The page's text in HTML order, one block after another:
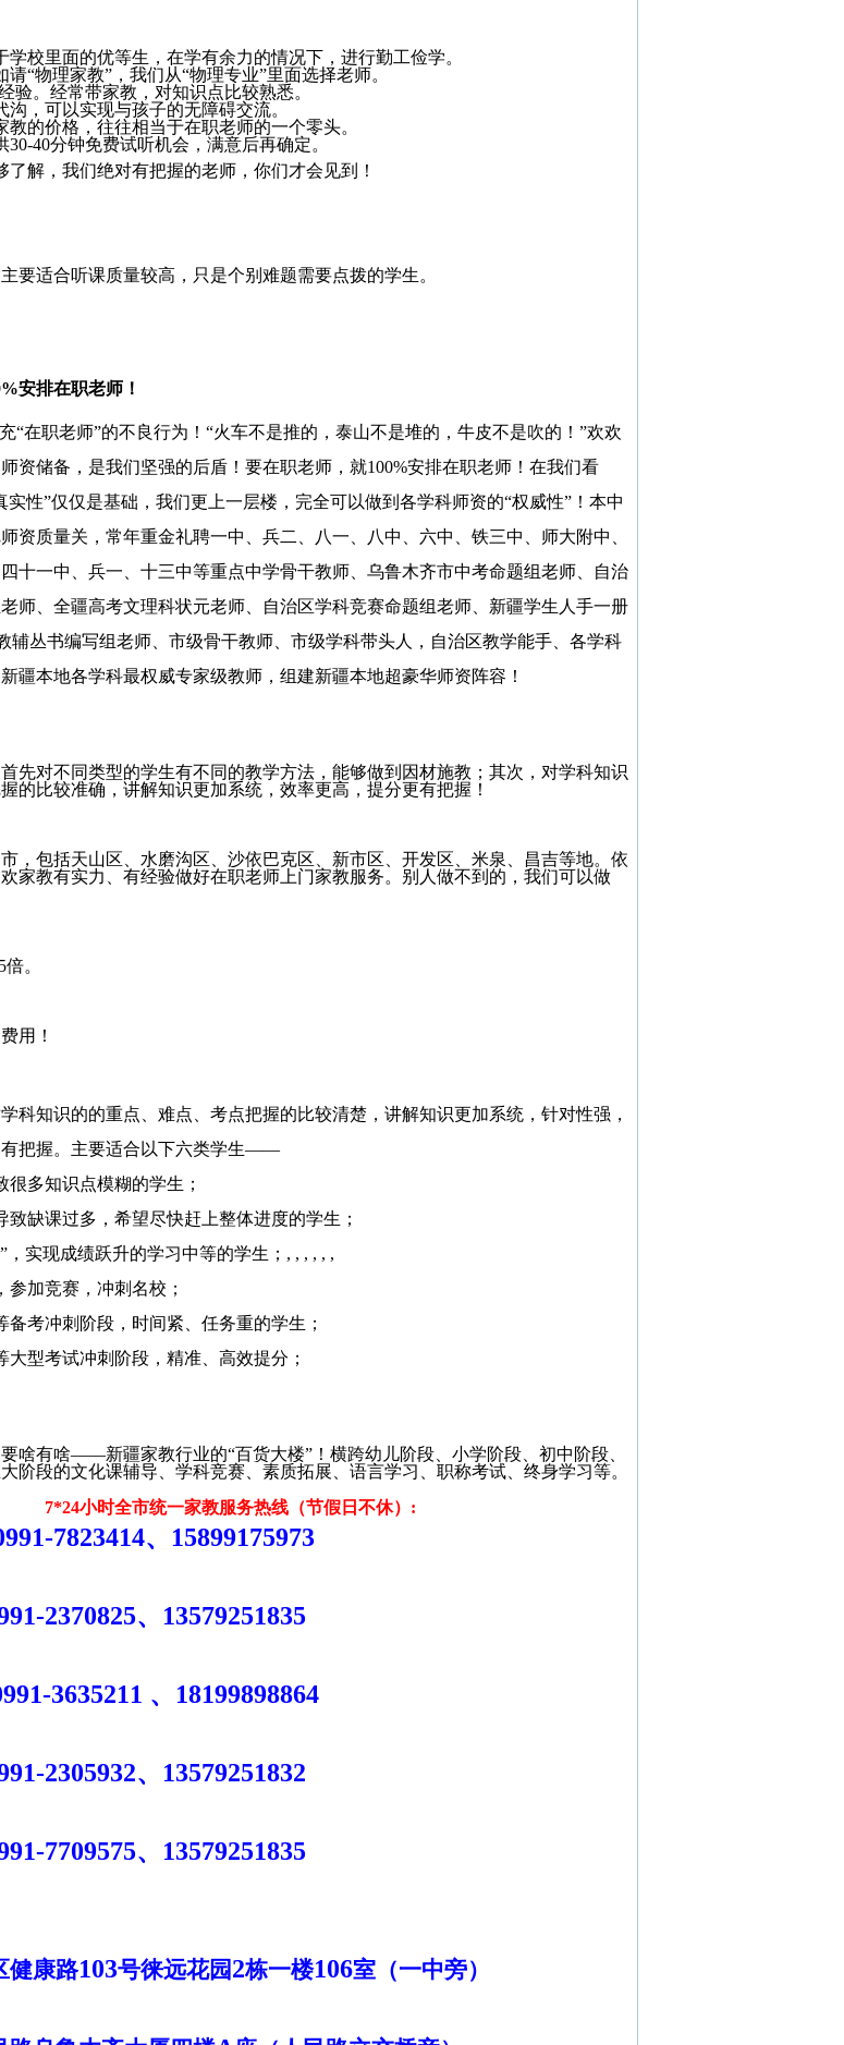
学校里面的优等生，在学有余力的情况下，进行勤工俭学。
请“物理家教”，我们从“物理专业”里面选择老师。
验。经常带家教，对知识点比较熟悉。
沟，可以实现与孩子的无障碍交流。
教的价格，往往相当于在职老师的一个零头。
30-40分钟免费试听机会，满意后再确定。
了解，我们绝对有把握的老师，你们才会见到！
要适合听课质量较高，只是个别难题需要点拨的学生。
安排在职老师！
“在职老师”的不良行为！“火车不是推的，泰山不是堆的，牛皮不是吹的！”欢欢
资储备，是我们坚强的后盾！要在职老师，就100%安排在职老师！在我们看
实性”仅仅是基础，我们更上一层楼，完全可以做到各学科师资的“权威性”！本中
资质量关，常年重金礼聘一中、兵二、八一、八中、六中、铁三中、师大附中、
十一中、兵一、十三中等重点中学骨干教师、乌鲁木齐市中考命题组老师、自治
师、全疆高考文理科状元老师、自治区学科竞赛命题组老师、新疆学生人手一册
辅丛书编写组老师、市级骨干教师、市级学科带头人，自治区教学能手、各学科
本地各学科最权威专家级教师，组建新疆本地超豪华师资阵容！
先对不同类型的学生有不同的教学方法，能够做到因材施教；其次，对学科知识
的比较准确，讲解知识更加系统，效率更高，提分更有把握！
，包括天山区、水磨沟区、沙依巴克区、新市区、开发区、米泉、昌吉等地。依
家教有实力、有经验做好在职老师上门家教服务。别人做不到的，我们可以做
倍。
用！
科知识的的重点、难点、考点把握的比较清楚，讲解知识更加系统，针对性强，
有把握。主要适合以下六类学生——
很多知识点模糊的学生；
致缺课过多，希望尽快赶上整体进度的学生；
，实现成绩跃升的学习中等的学生； , , , , , ,
参加竞赛，冲刺名校；
备考冲刺阶段，时间紧、任务重的学生；
大型考试冲刺阶段，精准、高效提分；
啥有啥——新疆家教行业的“百货大楼” ！横跨幼儿阶段、小学阶段、初中阶段、
阶段的文化课辅导、学科竞赛、素质拓展、语言学习、职称考试、终身学习等。
7*24小时全市统一家教服务热线（节假日不休） :
7823414、 15899175973
2370825、 13579251835
3635211 、 18199898864
2305932、 13579251832
7709575、 13579251835
健康路103号徕远花园2栋一楼106室（一中旁）